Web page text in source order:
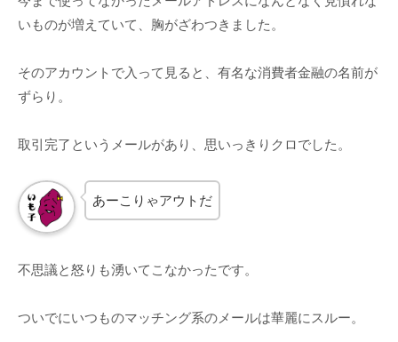
いものが増えていて、胸がざわつきました。
そのアカウントで入って見ると、有名な消費者金融の名前が
ずらり。
取引完了というメールがあり、思いっきりクロでした。
あーこりゃアウトだ
不思議と怒りも湧いてこなかったです。
ついでにいつものマッチング系のメールは華麗にスルー。